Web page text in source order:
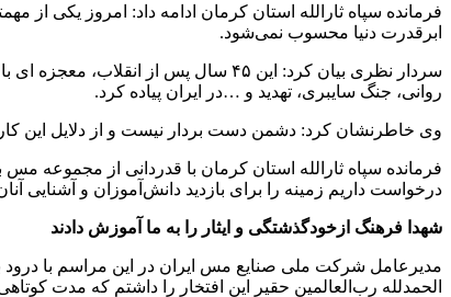
فرمانده سپاه ثارالله استان کرمان ادامه داد: امروز یکی
ابرقدرت دنیا محسوب نمی‌شود.
سردار نظری بیان کرد: این ۴۵ سال
روانی، جنگ سایبری، تهدید و …در ایران پیاده کرد.
وی خاطرنشان کرد: دشمن دست بردار نیست و از دلایل این کار
درخواست داریم زمینه را برای بازدید دانش‌آموزان و آشنایی
شهدا فرهنگ ازخودگذشتگی و ایثار را به ما آموزش دادند
مدیرعامل شرکت ملی صنایع مس ایران در این مراسم با درود
الحمدلله رب‌العالمین حقیر این افتخار را داشتم که مدت